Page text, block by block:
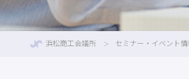
浜松商工会議所 セミナー・イベント情